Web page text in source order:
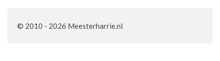
© 2010 - 2026 Meesterharrie.nl